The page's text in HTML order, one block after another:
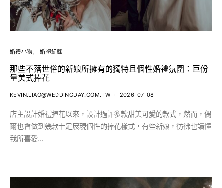
婚禮小物 婚禮紀錄
那些不落世俗的新娘所擁有的獨特且個性婚禮氛圍：巨份
量美式捧花
KEVIN.LIAO@WEDDINGDAY.COM.TW 2026-07-08
店主設計婚禮捧花以來，設計過許多款甜美可愛的款式，然而，偶
爾也會做到幾款十足展現個性的捧花樣式，有些新娘，彷彿也讀懂
我所喜愛…